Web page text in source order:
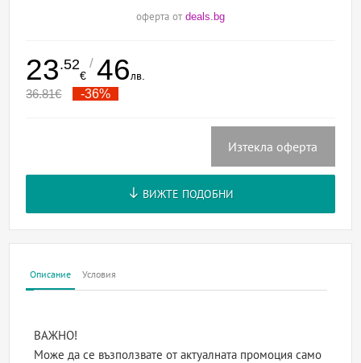
оферта от deals.bg
23.52
€
/ 46лв.
36.81€ -36%
Изтекла оферта
ВИЖТЕ ПОДОБНИ
Описание Условия
ВАЖНО!
Може да се възползвате от актуалната промоция само